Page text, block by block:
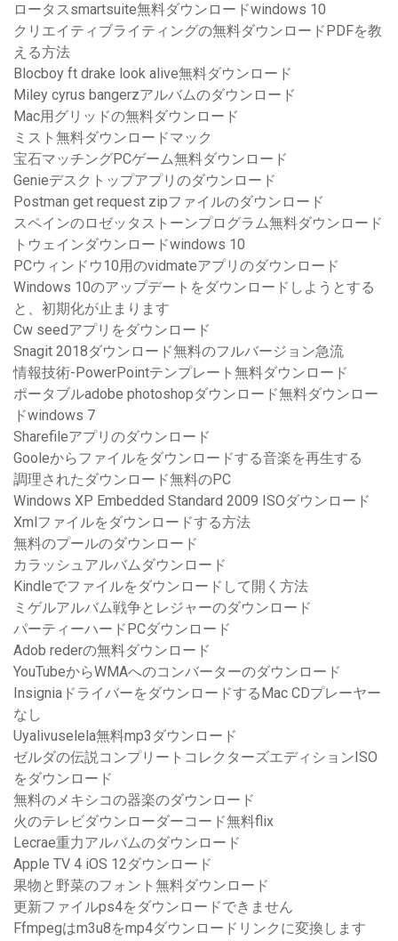
ロータスsmartsuite無料ダウンロードwindows 10
クリエイティブライティングの無料ダウンロードPDFを教
える方法
Blocboy ft drake look alive無料ダウンロード
Miley cyrus bangerzアルバムのダウンロード
Mac用グリッドの無料ダウンロード
ミスト無料ダウンロードマック
宝石マッチングPCゲーム無料ダウンロード
Genieデスクトップアプリのダウンロード
Postman get request zipファイルのダウンロード
スペインのロゼッタストーンプログラム無料ダウンロード
トウェインダウンロードwindows 10
PCウィンドウ10用のvidmateアプリのダウンロード
Windows 10のアップデートをダウンロードしようとする
と、初期化が止まります
Cw seedアプリをダウンロード
Snagit 2018ダウンロード無料のフルバージョン急流
情報技術-PowerPointテンプレート無料ダウンロード
ポータブルadobe photoshopダウンロード無料ダウンロー
ドwindows 7
Sharefileアプリのダウンロード
Gooleからファイルをダウンロードする音楽を再生する
調理されたダウンロード無料のPC
Windows XP Embedded Standard 2009 ISOダウンロード
Xmlファイルをダウンロードする方法
無料のプールのダウンロード
カラッシュアルバムダウンロード
Kindleでファイルをダウンロードして開く方法
ミゲルアルバム戦争とレジャーのダウンロード
パーティーハードPCダウンロード
Adob rederの無料ダウンロード
YouTubeからWMAへのコンバーターのダウンロード
InsigniaドライバーをダウンロードするMac CDプレーヤー
なし
Uyalivuselela無料mp3ダウンロード
ゼルダの伝説コンプリートコレクターズエディションISO
をダウンロード
無料のメキシコの器楽のダウンロード
火のテレビダウンローダーコード無料flix
Lecrae重力アルバムのダウンロード
Apple TV 4 iOS 12ダウンロード
果物と野菜のフォント無料ダウンロード
更新ファイルps4をダウンロードできません
Ffmpegはm3u8をmp4ダウンロードリンクに変換します